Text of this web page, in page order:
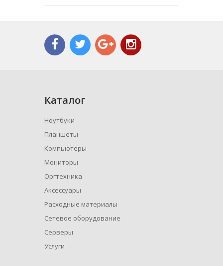
Каталог
Ноутбуки
Планшеты
Компьютеры
Мониторы
Оргтехника
Аксессуары
Расходные материалы
Сетевое оборудование
Серверы
Услуги